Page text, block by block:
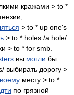
кражами > to *
> to * up one's
> to * holes /a hole/
> to * for smb.
вы могли бы
выбирать дорогу >
месту > to *
по грязной